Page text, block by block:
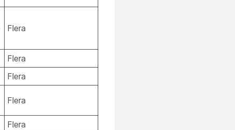
Flera
Flera
Flera
Flera
Flera